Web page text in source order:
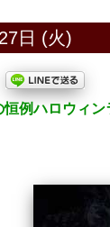
日 (火)
恒例ハロウィ